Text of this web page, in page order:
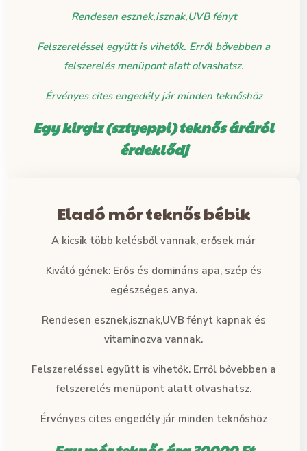
Rendesen esznek,isznak,UVB fényt
Felszereléssel együtt is vihetők. Erről bővebben a
felszerelés menüpont alatt olvashatsz.
Érvényes cites engedély jár minden teknőshöz
Egy kirgiz (sztyeppi) teknős áráról
érdeklődj
Eladó mór teknős bébik
A kicsik több kelésből vannak, erősek már
Kiváló gének: Erős és domináns apa, szép és
egészséges anya.
Rendesen esznek,isznak,UVB fényt kapnak és
vitaminozva vannak.
Felszereléssel együtt is vihetők. Erről bővebben a
felszerelés menüpont alatt olvashatsz.
Érvényes cites engedély jár minden teknőshöz